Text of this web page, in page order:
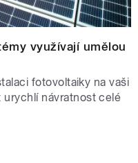
využívají umělou
fotovoltaiky na vaši
návratnost celé